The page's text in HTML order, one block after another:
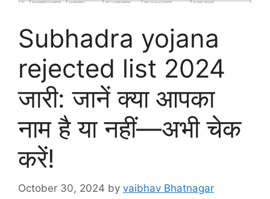
Subhadra yojana
rejected list 2024
जारी: जानें क्या आपका
नाम है या नहीं—अभी चेक
करें!
October 30, 2024 by vaibhav Bhatnagar